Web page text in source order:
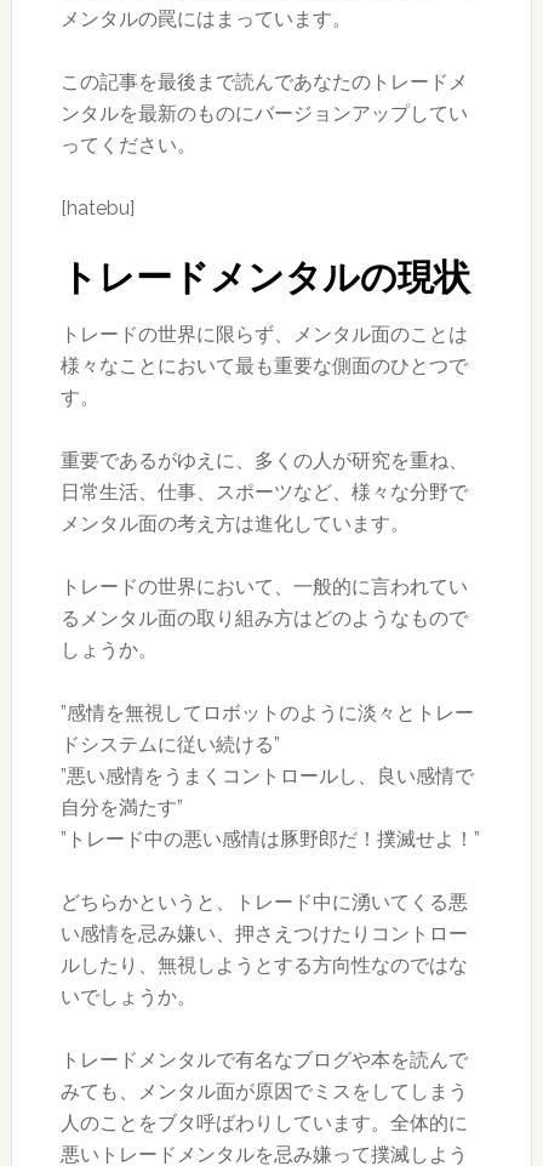
メンタルの罠にはまっています。
この記事を最後まで読んであなたのトレードメ
ンタルを最新のものにバージョンアップしてい
ってください。
[hatebu]
トレードメンタルの現状
トレードの世界に限らず、メンタル面のことは
様々なことにおいて最も重要な側面のひとつで
す。
重要であるがゆえに、多くの人が研究を重ね、
日常生活、仕事、スポーツなど、様々な分野で
メンタル面の考え方は進化しています。
トレードの世界において、一般的に言われてい
るメンタル面の取り組み方はどのようなもので
しょうか。
”感情を無視してロボットのように淡々とトレー
ドシステムに従い続ける”
”悪い感情をうまくコントロールし、良い感情で
自分を満たす”
”トレード中の悪い感情は豚野郎だ！撲滅せよ！”
どちらかというと、トレード中に湧いてくる悪
い感情を忌み嫌い、押さえつけたりコントロー
ルしたり、無視しようとする方向性なのではな
いでしょうか。
トレードメンタルで有名なブログや本を読んで
みても、メンタル面が原因でミスをしてしまう
人のことをブタ呼ばわりしています。全体的に
悪いトレードメンタルを忌み嫌って撲滅しよう